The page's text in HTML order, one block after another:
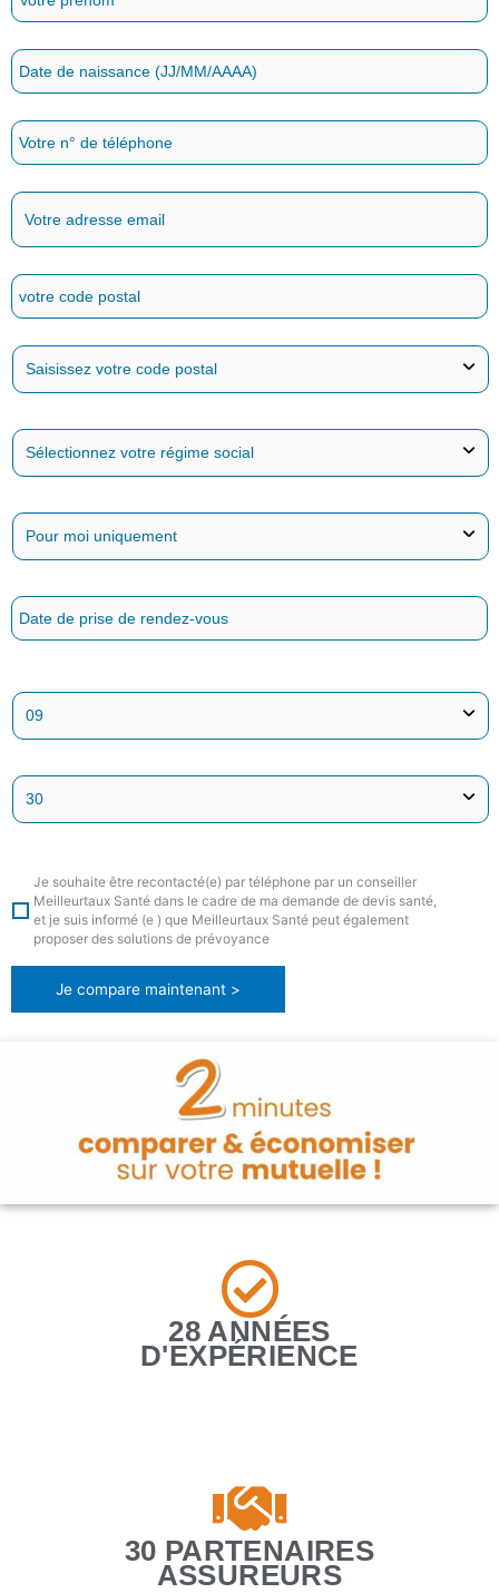
Je souhaite être recontacté(e) par téléphone par un conseiller
Meilleurtaux Santé dans le cadre de ma demande de devis santé,
et je suis informé (e ) que Meilleurtaux Santé peut également
proposer des solutions de prévoyance
Je compare maintenant >
28 ANNÉES
D'EXPÉRIENCE
30 PARTENAIRES
ASSUREURS